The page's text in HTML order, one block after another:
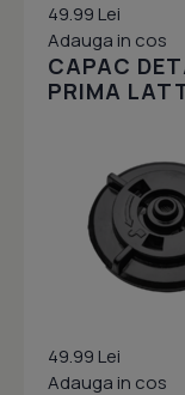
49.99 Lei
Adauga in cos
CAPAC
PRIMA
49.99 Lei
Adauga in cos